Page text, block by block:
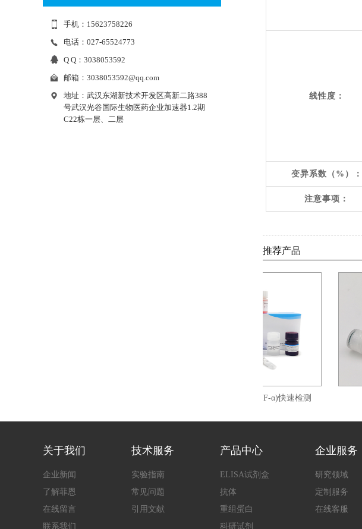
手机：15623758226
电话：027-65524773
Q Q：3038053592
邮箱： 3038053592@qq.com
地址：武汉东湖新技术开发区高新二路388
号武汉光谷国际生物医药企业加速器1.2期
C22栋一层、二层
线性度：
变异系数（%）：
注意事项：
推荐产品
大鼠肿瘤坏死因子α(TNF-α)快速检测
ELIS
关于我们
企业新闻
了解菲恩
在线留言
联系我们
技术服务
实验指南
常见问题
引用文献
产品中心
ELISA试剂盒
抗体
重组蛋白
科研试剂
企业服务
研究领域
定制服务
在线客服